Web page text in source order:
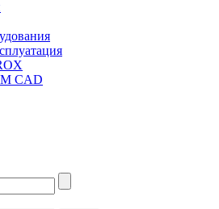
CAD